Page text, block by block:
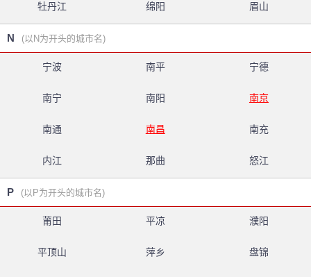
牡丹江 绵阳 眉山
N (以N为开头的城市名)
宁波 南平 宁德
南宁 南阳 南京
南通 南昌 南充
内江 那曲 怒江
P (以P为开头的城市名)
莆田 平凉 濮阳
平顶山 萍乡 盘锦